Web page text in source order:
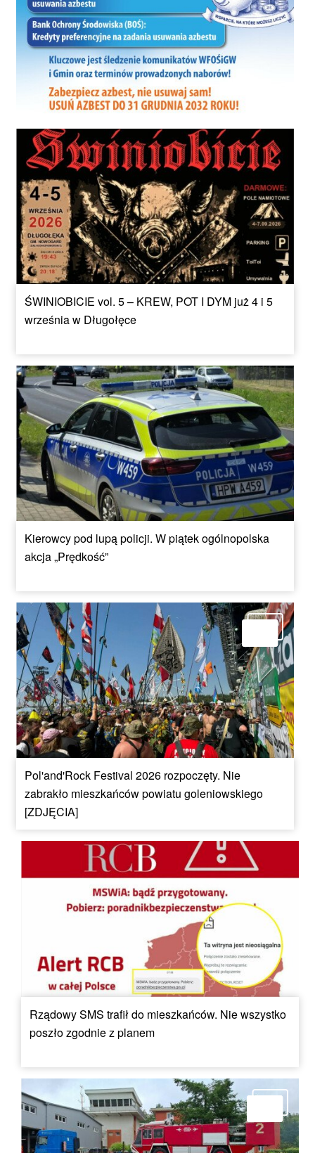
ŚWINIOBICIE vol. 5 – KREW, POT I DYM już 4 i 5
września w Długołęce
Kierowcy pod lupą policji. W piątek ogólnopolska
akcja „Prędkość”
Pol'and'Rock Festival 2026 rozpoczęty. Nie
zabrakło mieszkańców powiatu goleniowskiego
[ZDJĘCIA]
Rządowy SMS trafił do mieszkańców. Nie wszystko
poszło zgodnie z planem